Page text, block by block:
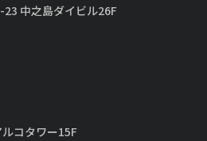
中之島ダイビル26F
コタワー15F